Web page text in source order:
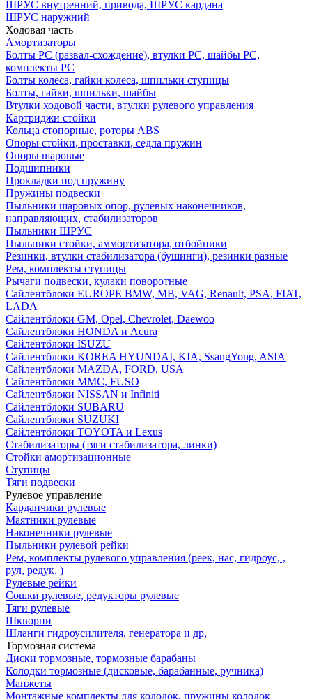
ШРУС внутренний, привода, ШРУС кардана
ШРУС наружний
Ходовая часть
Амортизаторы
Болты РС (развал-схождение), втулки РС, шайбы РС,
комплекты РС
Болты колеса, гайки колеса, шпильки ступицы
Болты, гайки, шпильки, шайбы
Втулки ходовой части, втулки рулевого управления
Картриджи стойки
Кольца стопорные, роторы ABS
Опоры стойки, проставки, седла пружин
Опоры шаровые
Подшипники
Прокладки под пружину
Пружины подвески
Пыльники шаровых опор, рулевых наконечников,
направляющих, стабилизаторов
Пыльники ШРУС
Пыльники стойки, аммортизатора, отбойники
Резинки, втулки стабилизатора (бушинги), резинки разные
Рем, комплекты ступицы
Рычаги подвески, кулаки поворотные
Сайлентблоки EUROPE BMW, MB, VAG, Renault, PSA, FIAT,
LADA
Сайлентблоки GM, Opel, Chevrolet, Daewoo
Сайлентблоки HONDA и Acura
Сайлентблоки ISUZU
Сайлентблоки KOREA HYUNDAI, KIA, SsangYong, ASIA
Сайлентблоки MAZDA, FORD, USA
Сайлентблоки MMC, FUSO
Сайлентблоки NISSAN и Infiniti
Сайлентблоки SUBARU
Сайлентблоки SUZUKI
Сайлентблоки TOYOTA и Lexus
Стабилизаторы (тяги стабилизатора, линки)
Стойки амортизационные
Ступицы
Тяги подвески
Рулевое управление
Карданчики рулевые
Маятники рулевые
Наконечники рулевые
Пыльники рулевой рейки
Рем, комплекты рулевого управления (реек, нас, гидроус, ,
рул, редук, )
Рулевые рейки
Сошки рулевые, редукторы рулевые
Тяги рулевые
Шкворни
Шланги гидроусилителя, генератора и др,
Тормозная система
Диски тормозные, тормозные барабаны
Колодки тормозные (дисковые, барабанные, ручника)
Манжеты
Монтажные комплекты для колодок, пружины колодок